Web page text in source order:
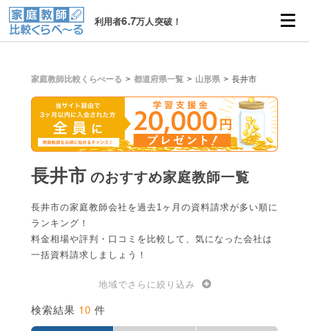
利用者6.7万人突破！
家庭教師比較くらべーる 都道府県一覧 山形県 長井市
長井市 のおすすめ家庭教師一覧
長井市の家庭教師会社を過去1ヶ月の資料請求が多い順に
ランキング！
料金相場や評判・口コミを比較して、気になった会社は
一括資料請求しましょう！
地域でさらに絞り込み
検索結果 10 件